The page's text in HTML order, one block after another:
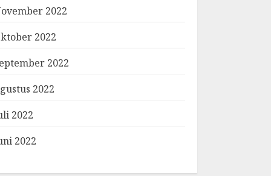
2022
2022
2022
2022
2022
2022